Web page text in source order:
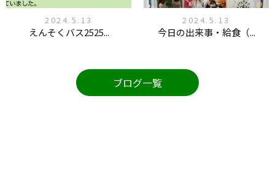
2024.5.13
えんそくバス2525...
2024.5.13
今日の出来事・給食（...
ブログ一覧